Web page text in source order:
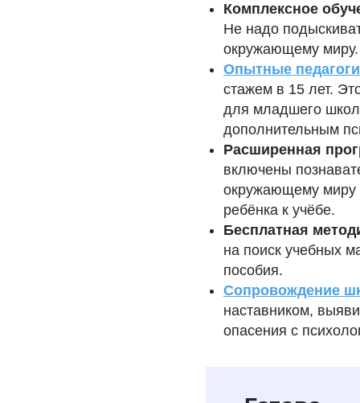
Комплексное
Не надо
окружающему
Опытные педагоги
стажем в 15 лет.
для младшего
дополнительным
Расширенная
включены
окружающему миру
ребёнка к учёбе.
Бесплатная
на поиск учебных
пособия.
Сопровождение
наставником,
опасения с